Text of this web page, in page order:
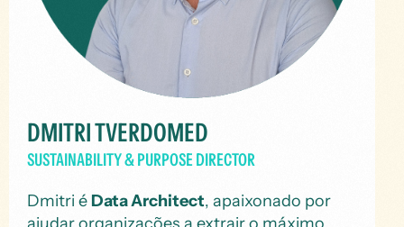
DMITRI TVERDOMED
SUSTAINABILITY & PURPOSE DIRECTOR
Dmitri éData Architect, apaixonado por